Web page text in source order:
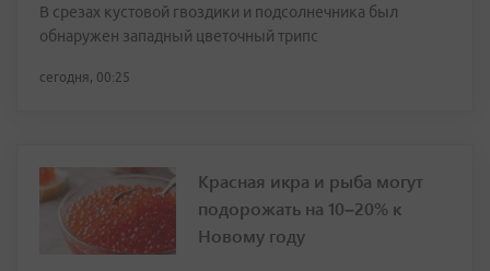
В срезах кустовой гвоздики и подсолнечника был
обнаружен западный цветочный трипс
сегодня, 00:25
Красная икра и рыба могут
подорожать на 10–20% к
Новому году